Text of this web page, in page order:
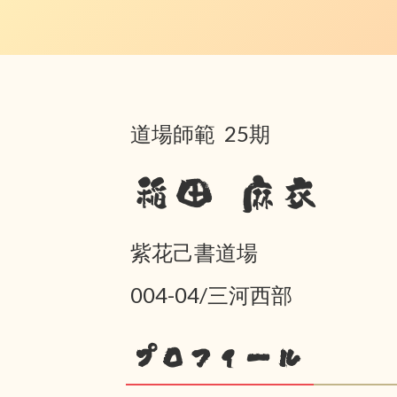
道場師範 25期
稲田 麻衣
紫花己書道場
004-04/三河西部
プロフィール